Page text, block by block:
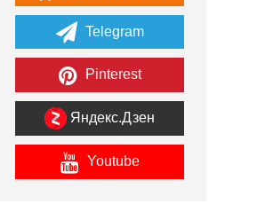
Telegram
Pinterest
Яндекс.Дзен
Youtube